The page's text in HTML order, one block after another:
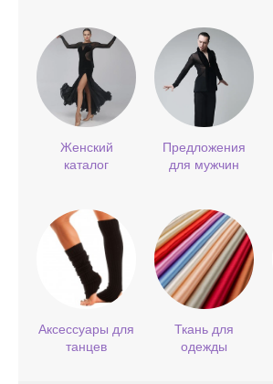
Женский
каталог
Предложения
для мужчин
Аксессуары для
танцев
Ткань для
одежды